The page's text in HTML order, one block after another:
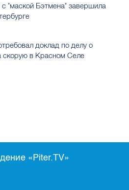
"маской Бэтмена" завершила
доклад по делу о
скорую в Красном Селе
«Piter.TV»